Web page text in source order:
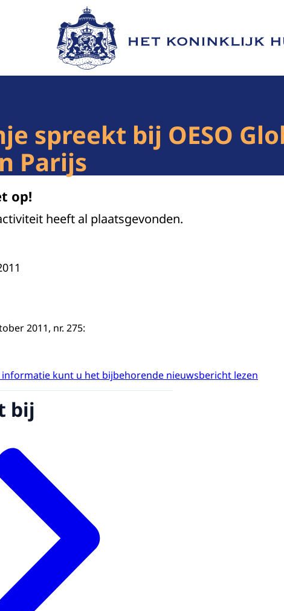
Naar de homepage van Het Koninklijk Huis
spreekt bij OESO
Parijs
op!
heeft al plaatsgevonden.
2011, nr. 275:
kunt u het bijbehorende nieuwsbericht lezen
bij